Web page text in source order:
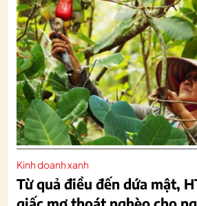
Kinh doanh xanh
Từ quả điều đến dứa mật,